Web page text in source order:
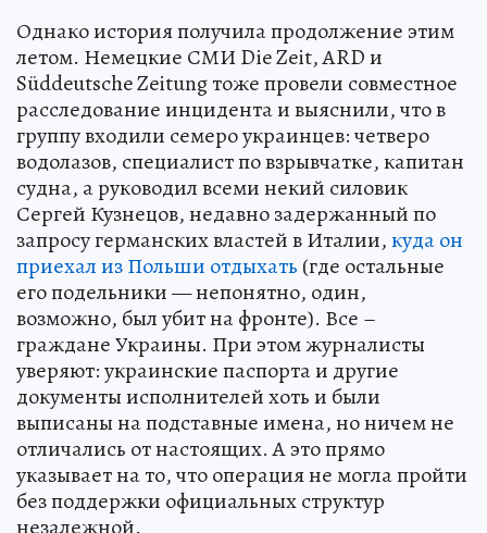
Однако история получила продолжение этим
летом. Немецкие СМИ Die Zeit, ARD и
Süddeutsche Zeitung тоже провели совместное
расследование инцидента и выяснили, что в
группу входили семеро украинцев: четверо
водолазов, специалист по взрывчатке, капитан
судна, а руководил всеми некий силовик
Сергей Кузнецов, недавно задержанный по
запросу германских властей в Италии,куда он
приехал из Польши отдыхать (где остальные
его подельники — непонятно, один,
возможно, был убит на фронте). Все –
граждане Украины. При этом журналисты
уверяют: украинские паспорта и другие
документы исполнителей хоть и были
выписаны на подставные имена, но ничем не
отличались от настоящих. А это прямо
указывает на то, что операция не могла пройти
без поддержки официальных структур